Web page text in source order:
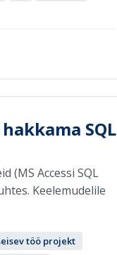
SQL
(MS Accessi SQL
Keelemudelile
töö projekt